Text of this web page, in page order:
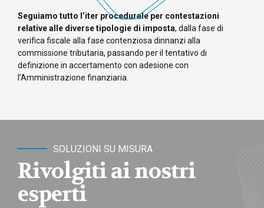
Seguiamo tutto l’iter procedurale per contestazioni
relative alle diverse tipologie di imposta, dalla fase di
verifica fiscale alla fase contenziosa dinnanzi alla
commissione tributaria, passando per il tentativo di
definizione in accertamento con adesione con
l’Amministrazione finanziaria.
SOLUZIONI SU MISURA
Rivolgiti ai nostri
esperti